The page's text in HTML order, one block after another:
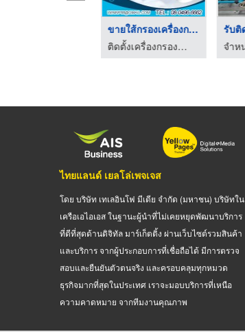
ขายใส้กรองเครื่องกรอ ...
ติดตั้งเครื่องกรองน้ำอาร์โอ ติดตั้งเครื่องกรองน้ำดื่มมีนบุรี วินวอเตอร์
ไทยแลนด์ เยลโล่เพจเจส
โดย บริษัท เทเลอินโฟ มีเดีย จำกัด (มหาชน) บริษัทใน
เครือเอไอเอส ในฐานะผู้นำที่ไม่เคยหยุดพัฒนาบริการ
ที่ดีที่สุดด้านดิจิทัล มาร์เก็ตติ้ง ผ่านเว็บไซต์รวมสินค้า
และบริการ จากผู้ประกอบการที่เชื่อถือได้ มีการตรวจ
สอบและยืนยันตัวตนจริง และครอบคลุมทุกหมวด
ธุรกิจมากที่สุดในประเทศ เราจะมอบบริการที่เหนือ
ความคาดหมาย จากทีมงานคุณภาพ